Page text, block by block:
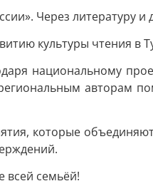
Через
культуры чтения в
национальному
авторам
которые
всей семьёй!